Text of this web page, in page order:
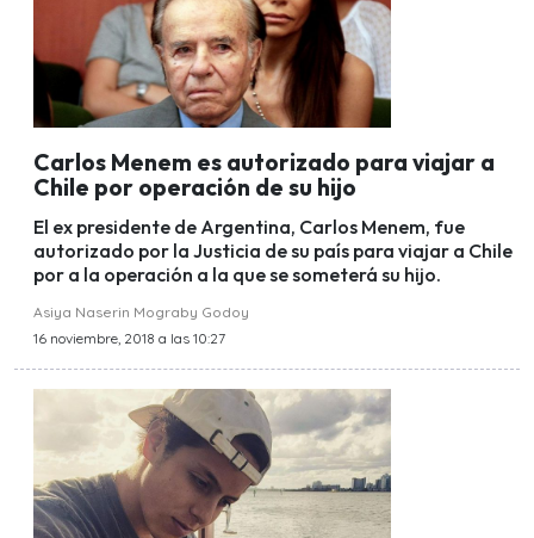
Carlos Menem es autorizado para viajar a
Chile por operación de su hijo
El ex presidente de Argentina, Carlos Menem, fue
autorizado por la Justicia de su país para viajar a Chile
por a la operación a la que se someterá su hijo.
Asiya Naserin Mograby Godoy
16 noviembre, 2018 a las 10:27